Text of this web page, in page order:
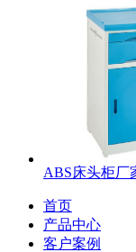
ABS床头柜厂
首页
产品中心
客户案例